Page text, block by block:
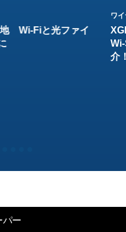
Wi-Fiと光ファイ
ワ
介
パー